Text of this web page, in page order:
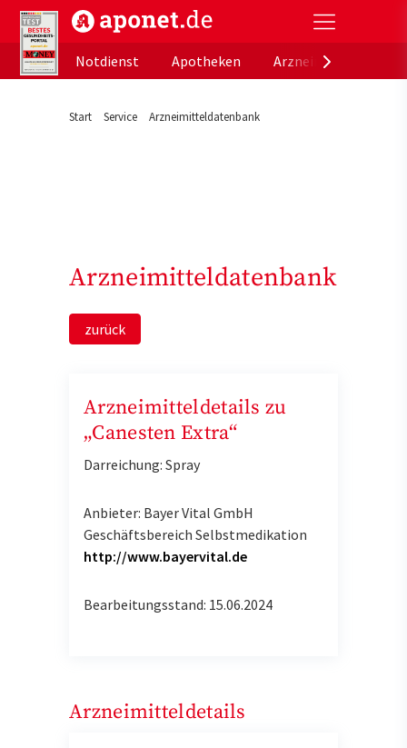
aponet.de - Das offizielle Gesundheitsportal der
Notdienst
Apotheken
Start Service Arzneimitteldatenbank
Arzneimitteldatenbank
zurück
Arzneimitteldetails zu
„Canesten Extra“
Darreichung: Spray
Anbieter: Bayer Vital GmbH
Geschäftsbereich Selbstmedikation
http://www.bayervital.de
Bearbeitungsstand: 15.06.2024
Arzneimitteldetails